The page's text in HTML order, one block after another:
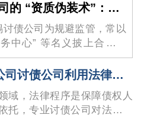
廊坊要债公司讨债公司的 “资质伪装术”：如何识别虚假的 “法律咨询” 外衣？
债公司为规避监管，常以
中心” 等名义披上合法外
廊坊要债公司讨债公司利用法律程序讨债的技巧与要点
域，法律程序是保障债权人
托，专业讨债公司对法律工